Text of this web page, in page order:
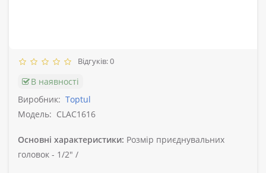
Відгуків: 0
В наявності
Виробник: Toptul
Модель: CLAC1616
Основні характеристики: Розмір приєднувальних
головок - 1/2" /